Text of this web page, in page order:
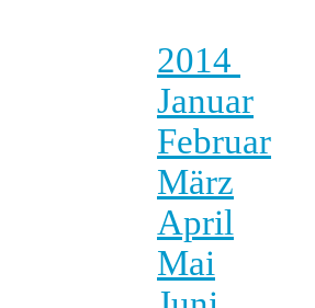
2014
Januar
Februar
März
April
Mai